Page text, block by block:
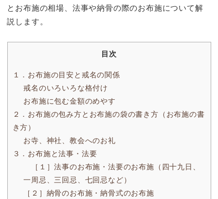
とお布施の相場、法事や納骨の際のお布施について解
説します。
目次
１．お布施の目安と戒名の関係
戒名のいろいろな格付け
お布施に包む金額のめやす
２．お布施の包み方とお布施の袋の書き方（お布施の書
き方）
お寺、神社、教会へのお礼
３．お布施と法事・法要
［１］法事のお布施・法要のお布施（四十九日、
一周忌、三回忌、七回忌など）
［２］納骨のお布施・納骨式のお布施